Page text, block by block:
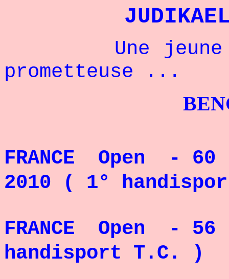
Une jeune
prometteuse ...
BENCH
FRANCE Open -
2010 ( 1°
FRANCE Open -
handisport T.C. )